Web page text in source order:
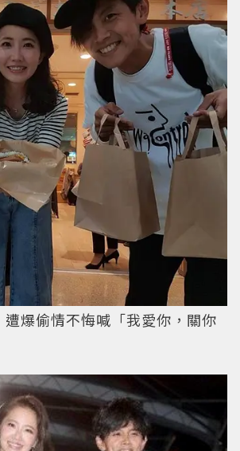
遭爆偷情不悔喊「我愛你，關你